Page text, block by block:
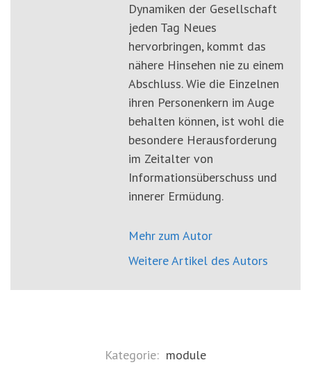
Dynamiken der Gesellschaft
jeden Tag Neues
hervorbringen, kommt das
nähere Hinsehen nie zu einem
Abschluss. Wie die Einzelnen
ihren Personenkern im Auge
behalten können, ist wohl die
besondere Herausforderung
im Zeitalter von
Informationsüberschuss und
innerer Ermüdung.
Mehr zum Autor
Weitere Artikel des Autors
Kategorie: module